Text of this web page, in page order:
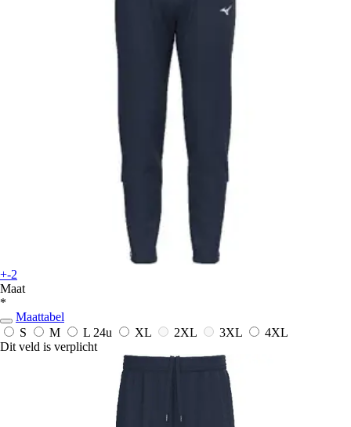
+-2
Maat
*
Maattabel
S
M L 24u XL 2XL 3XL
4XL
Dit veld is verplicht